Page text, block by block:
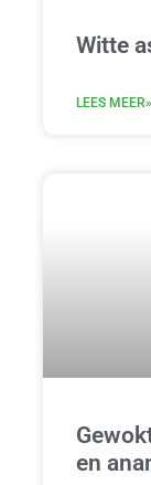
Witte
LEES MEER»
en